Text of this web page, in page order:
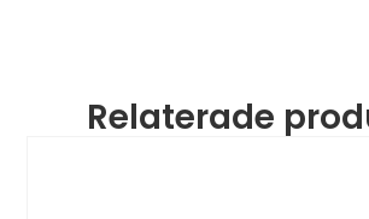
Relaterade